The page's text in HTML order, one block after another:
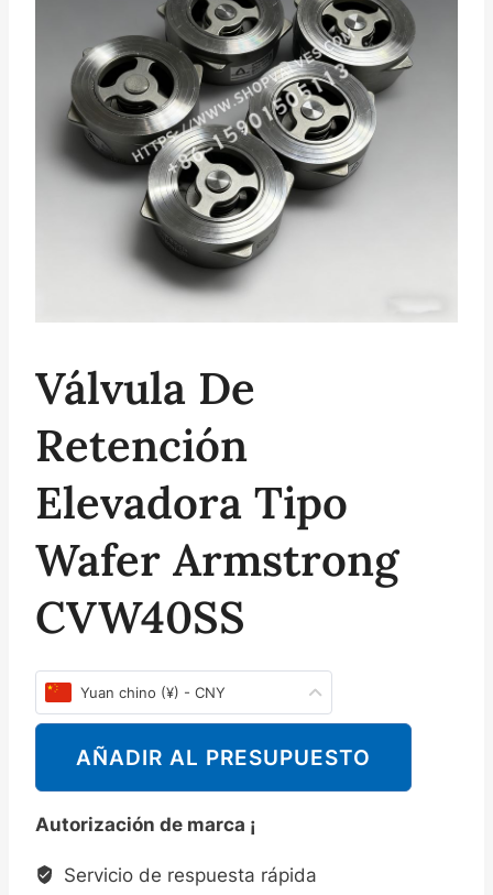
Válvula De
Retención
Elevadora Tipo
Wafer Armstrong
CVW40SS
Yuan chino (¥) - CNY
AÑADIR AL PRESUPUESTO
Autorización de marca ¡
Servicio de respuesta rápida